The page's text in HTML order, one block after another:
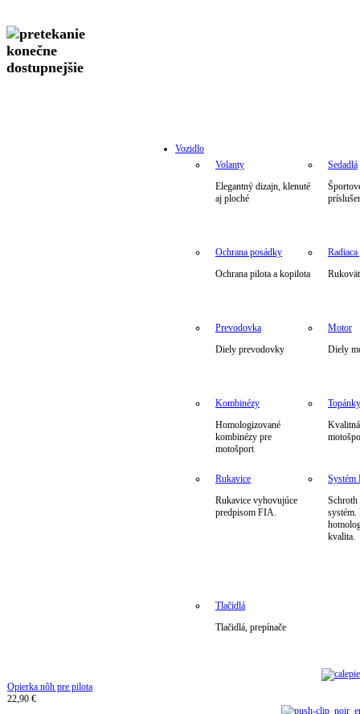
Vozidlo
Volanty
Elegantný dizajn, klenuté
aj ploché
Sedadlá
Ochrana posádky
Ochrana pilota a kopilota
Radiaca
Prevodovka
Diely prevodovky
Motor
Diely
Kombinézy
Homologizované
kombinézy pre
motošport
Topánky
Rukavice
Rukavice vyhovujúce
predpisom FIA.
kvalita.
Tlačidlá
Tlačidlá, prepínače
Opierka nôh pre pilota
22,90 €